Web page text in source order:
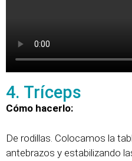
4. Tríceps
Cómo hacerlo:
De rodillas. Colocamos la
antebrazos y estabilizando